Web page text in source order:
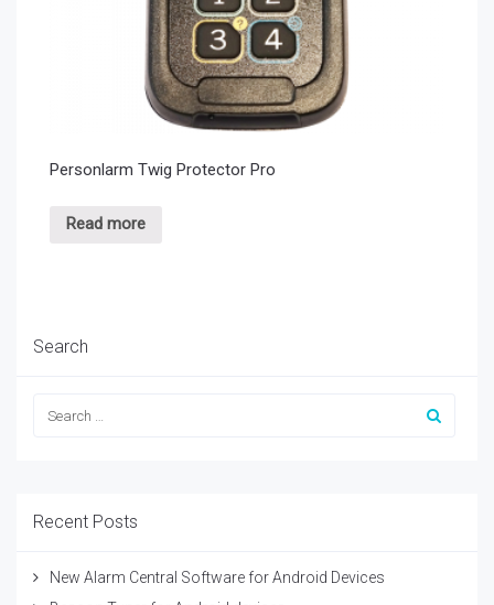
Personlarm Twig Protector Pro
Read more
Search
Recent Posts
New Alarm Central Software for Android Devices